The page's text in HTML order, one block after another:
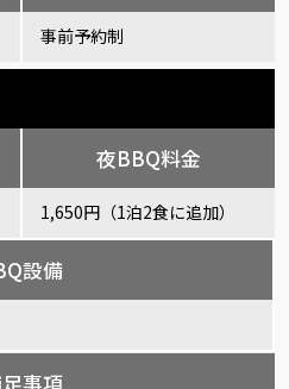
事前予約制
夜BBQ料金
1,650円（1泊2食に追加）
設備
事項